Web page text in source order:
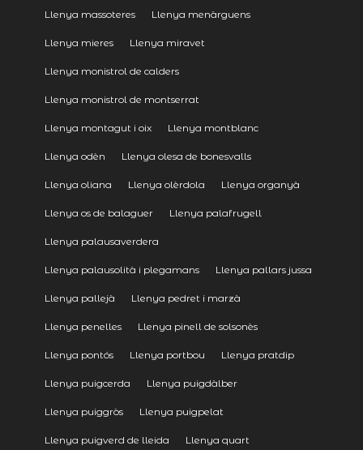
Llenya massoteres Llenya menàrguens
Llenya mieres Llenya miravet
Llenya monistrol de calders
Llenya monistrol de montserrat
Llenya montagut i oix Llenya montblanc
Llenya odèn Llenya olesa de bonesvalls
Llenya oliana Llenya olèrdola Llenya organyà
Llenya os de balaguer Llenya palafrugell
Llenya palausaverdera
Llenya palausolità i plegamans Llenya pallars jussa
Llenya pallejà Llenya pedret i marzà
Llenya penelles Llenya pinell de solsonès
Llenya pontós Llenya portbou Llenya pratdip
Llenya puigcerda Llenya puigdàlber
Llenya puiggròs Llenya puigpelat
Llenya puigverd de lleida Llenya quart